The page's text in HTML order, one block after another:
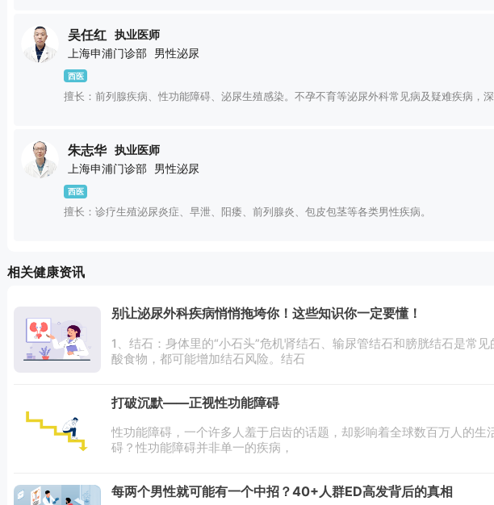
吴任红
执业医师
上海申浦门诊部
男性泌尿
西医
擅长：前列腺疾病、性功能障碍、泌尿生殖感染。不孕不育等泌尿外科常见病及疑难疾病，深
朱志华
执业医师
上海申浦门诊部
男性泌尿
西医
擅长：诊疗生殖泌尿炎症、早泄、阳痿、前列腺炎、包皮包茎等各类男性疾病。
相关健康资讯
别让泌尿外科疾病悄悄拖垮你！这些知识你一定要懂！
1、结石：身体里的“小石头”危机肾结石、输尿管结石和膀胱结石是常
酸食物，都可能增加结石风险。结石
打破沉默——正视性功能障碍
性功能障碍，一个许多人羞于启齿的话题，却影响着全球数百万人的
碍？性功能障碍并非单一的疾病，
每两个男性就可能有一个中招？40+人群ED高发背后的真相